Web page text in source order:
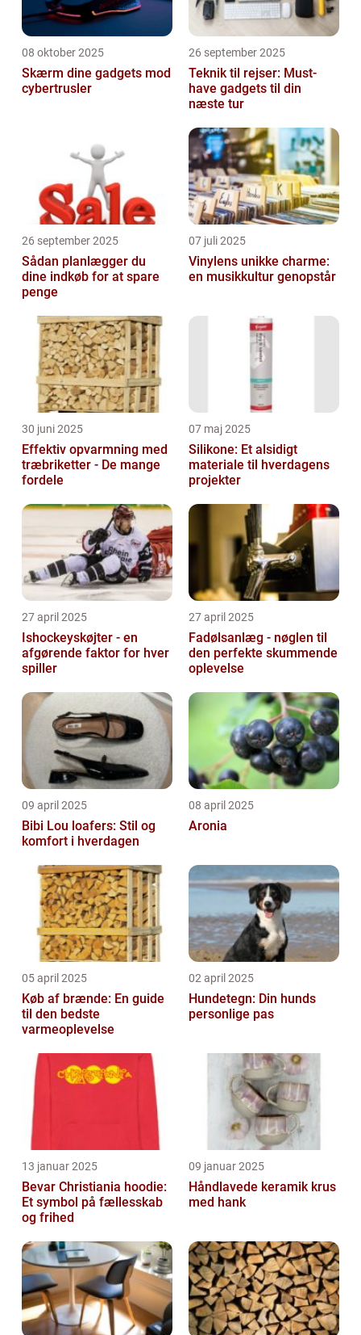
08 oktober 2025
Skærm dine gadgets mod
cybertrusler
26 september 2025
Teknik til rejser: Must-
have gadgets til din
næste tur
26 september 2025
Sådan planlægger du
dine indkøb for at spare
penge
07 juli 2025
Vinylens unikke charme:
en musikkultur genopstår
30 juni 2025
Effektiv opvarmning med
træbriketter - De mange
fordele
07 maj 2025
Silikone: Et alsidigt
materiale til hverdagens
projekter
27 april 2025
Ishockeyskøjter - en
afgørende faktor for hver
spiller
27 april 2025
Fadølsanlæg - nøglen til
den perfekte skummende
oplevelse
09 april 2025
Bibi Lou loafers: Stil og
komfort i hverdagen
08 april 2025
Aronia
05 april 2025
Køb af brænde: En guide
til den bedste
varmeoplevelse
02 april 2025
Hundetegn: Din hunds
personlige pas
13 januar 2025
Bevar Christiania hoodie:
Et symbol på fællesskab
og frihed
09 januar 2025
Håndlavede keramik krus
med hank